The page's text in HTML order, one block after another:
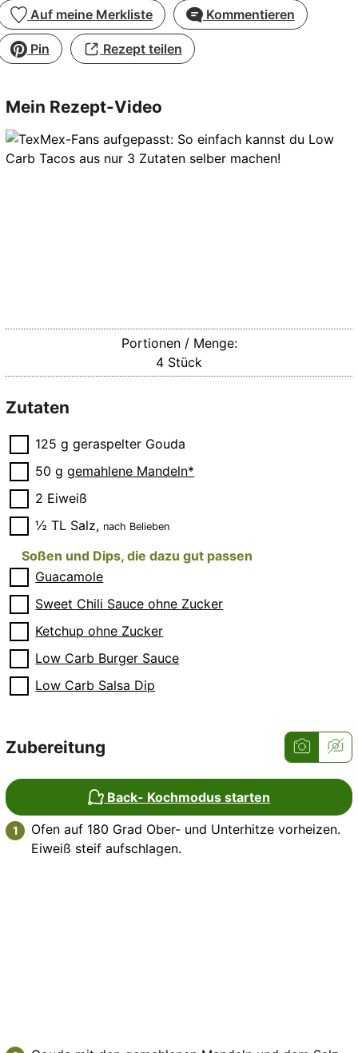
Auf meine Merkliste Kommentieren
Pin Rezept teilen
Mein Rezept-Video
Portionen / Menge:
4 Stück
Zutaten
▢
125 g geraspelter Gouda
▢
50 g gemahlene Mandeln*
▢
2 Eiweiß
▢
½ TL Salz, nach Belieben
Soßen und Dips, die dazu gut passen
▢
Guacamole
▢
Sweet Chili Sauce ohne Zucker
▢
Ketchup ohne Zucker
▢Low Carb Burger Sauce
▢Low Carb Salsa Dip
Zubereitung
Back- Kochmodus starten
Ofen auf 180 Grad Ober- und Unterhitze vorheizen.
Eiweiß steif aufschlagen.